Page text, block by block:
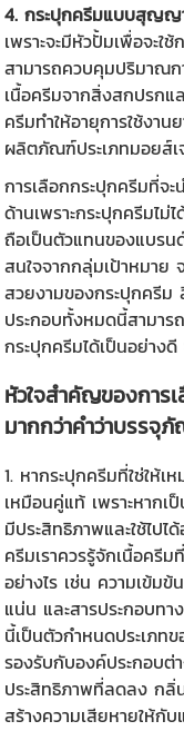
4. กระปุกครีมแบบสุญญ
เพราะจะมีหัวปั้มเพื่อจะ
สามารถควบคุมปริมาณก
เนื้อครีมจากสิ่งสกปรกแ
ครีมทำให้อายุการใช้งา
ผลิตภัณฑ์ประเภทมอยส์เ
การเลือกกระปุกครีมที่จ
ด้านเพราะกระปุกครีมไ
ถือเป็นตัวแทนของแบรน
สนใจจากกลุ่มเป้าหมาย
สวยงามของกระปุกครี
ประกอบทั้งหมดนี้สามาร
กระปุกครีมได้เป็นอย่าง
หัวใจสำคัญของการเ
มากกว่าคำว่าบรรจุ
1. หากระปุกครีมที่ใช่ให้เ
เหมือนคู่แท้ เพราะหาก
มีประสิทธิภาพและใช้ไป
ครีมเราควรรู้จักเนื้อครีม
อย่างไร เช่น ความเข้ม
แน่น และสารประกอบทา
นี้เป็นตัวกำหนดประเภทข
รองรับกับองค์ประกอบต่
ประสิทธิภาพที่ลดลง กลิ่
สร้างความเสียหายให้กั